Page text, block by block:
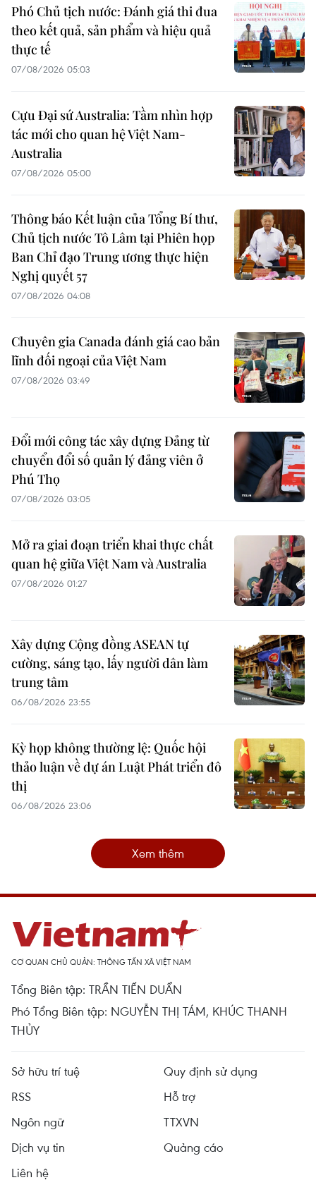
Phó Chủ tịch nước: Đánh giá thi đua
theo kết quả, sản phẩm và hiệu quả
thực tế
07/08/2026 05:03
Cựu Đại sứ Australia: Tầm nhìn hợp
tác mới cho quan hệ Việt Nam-
Australia
07/08/2026 05:00
Thông báo Kết luận của Tổng Bí thư,
Chủ tịch nước Tô Lâm tại Phiên họp
Ban Chỉ đạo Trung ương thực hiện
Nghị quyết 57
07/08/2026 04:08
Chuyên gia Canada đánh giá cao bản
lĩnh đối ngoại của Việt Nam
07/08/2026 03:49
Đổi mới công tác xây dựng Đảng từ
chuyển đổi số quản lý đảng viên ở
Phú Thọ
07/08/2026 03:05
Mở ra giai đoạn triển khai thực chất
quan hệ giữa Việt Nam và Australia
07/08/2026 01:27
Xây dựng Cộng đồng ASEAN tự
cường, sáng tạo, lấy người dân làm
trung tâm
06/08/2026 23:55
Kỳ họp không thường lệ: Quốc hội
thảo luận về dự án Luật Phát triển đô
thị
06/08/2026 23:06
Xem thêm
CƠ QUAN CHỦ QUẢN: THÔNG TẤN XÃ VIỆT NAM
Tổng Biên tập: TRẦN TIẾN DUẨN
Phó Tổng Biên tập: NGUYỄN THỊ TÁM, KHÚC THANH
THỦY
Sở hữu trí tuệ
Quy định sử dụng
RSS
Hỗ trợ
Ngôn ngữ
TTXVN
Dịch vụ tin
Quảng cáo
Liên hệ